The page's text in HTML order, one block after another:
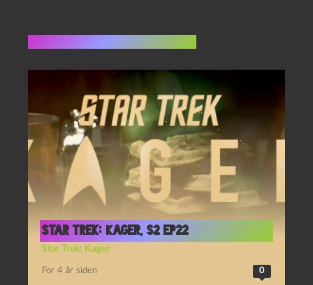
Star Trek: Kager, S2 Ep22
Star Trek: Kager
For 4 år siden 0